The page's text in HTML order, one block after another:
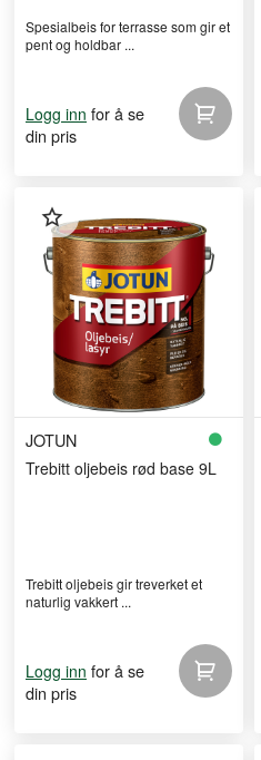
Spesialbeis for terrasse som gir et
pent og holdbar ...
Logg inn for å se
din pris
JOTUN
Trebitt oljebeis rød base 9L
Trebitt oljebeis gir treverket et
naturlig vakkert ...
Logg inn for å se
din pris